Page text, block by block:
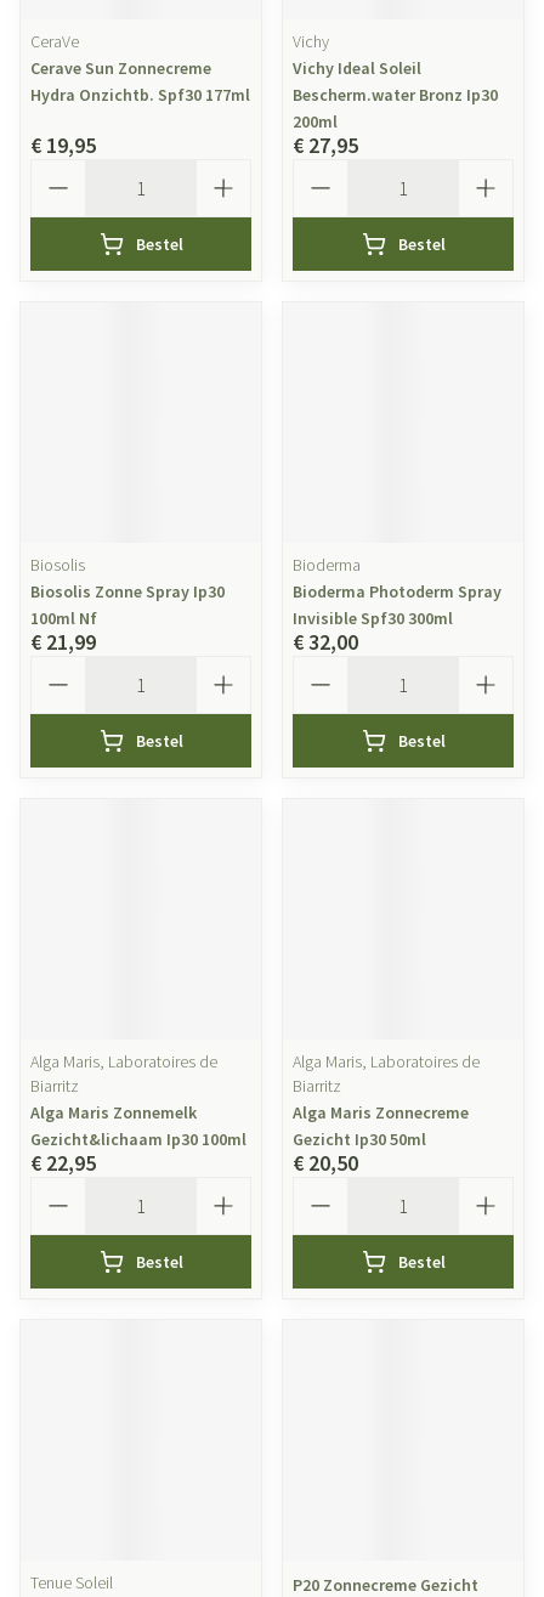
CeraVe
Cerave Sun Zonnecreme
Hydra Onzichtb. Spf30 177ml
€ 19,95
Bestel
Vichy
Vichy Ideal Soleil
Bescherm.water Bronz Ip30
200ml
€ 27,95
Bestel
Biosolis
Biosolis Zonne Spray Ip30
100ml Nf
€ 21,99
Bestel
Bioderma
Bioderma Photoderm Spray
Invisible Spf30 300ml
€ 32,00
Bestel
Alga Maris, Laboratoires de
Biarritz
Alga Maris Zonnemelk
Gezicht&lichaam Ip30 100ml
€ 22,95
Bestel
Alga Maris, Laboratoires de
Biarritz
Alga Maris Zonnecreme
Gezicht Ip30 50ml
€ 20,50
Bestel
Tenue Soleil
P20 Zonnecreme Gezicht